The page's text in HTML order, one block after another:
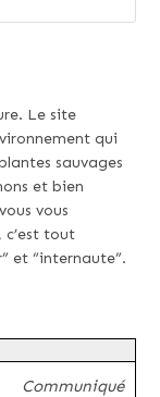
Le site
qui
sauvages
et bien
vous
c’est tout
et “internaute”.
Communiqué